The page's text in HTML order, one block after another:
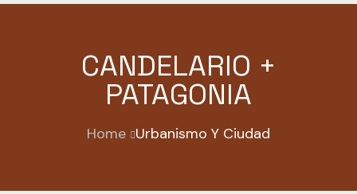
CANDELARIO +
PATAGONIA
Home Urbanismo Y Ciudad